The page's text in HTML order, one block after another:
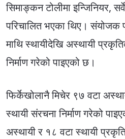
सिमाङ्कन टोलीमा इन्जिनियर,
परिचालित भएका थिए।
माथि स्थायीदेखि अस्थायी
निर्माण गरेको पाइएको छ।
फिर्केखोलानै मिचेर ९७ वटा
स्थायी संरचना निर्माण गरेको
अस्थायी र १८ वटा स्थायी